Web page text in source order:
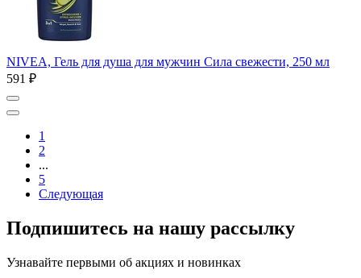
NIVEA, Гель для душа для мужчин Сила свежести, 250 мл
591 ₽
1
2
...
5
Следующая
Подпишитесь на нашу рассылку
Узнавайте первыми об акциях и новинках